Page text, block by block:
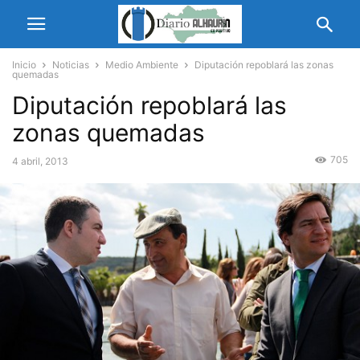
Inicio Noticias Medio Ambiente
Diputación repoblará las zonas
quemadas
Diputación repoblará las
zonas quemadas
4 abril, 2013 705